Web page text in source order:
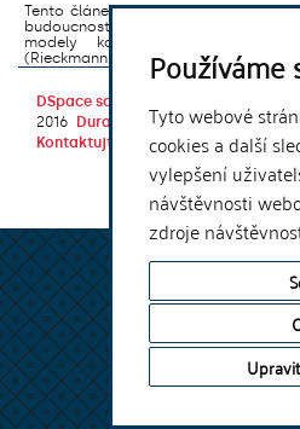
Používáme
Tyto webové
cookies a další
vylepšení
návštěvnosti
zdroje
Tento článek pojednává o
budoucnost (VpB) propojujícím dva
modely kompetencí: Klíčové
(Rieckmann 2017) a Kreativní
DSpace software
2016
DuraSpace
Kontaktujte nás|Vyjádření názoru